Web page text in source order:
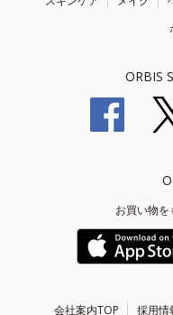
ORBIS
お買い物を
会社案内TOP 採用情